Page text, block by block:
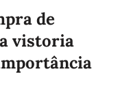
de
vistoria